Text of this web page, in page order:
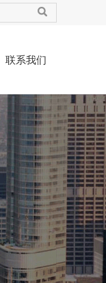
联系我们